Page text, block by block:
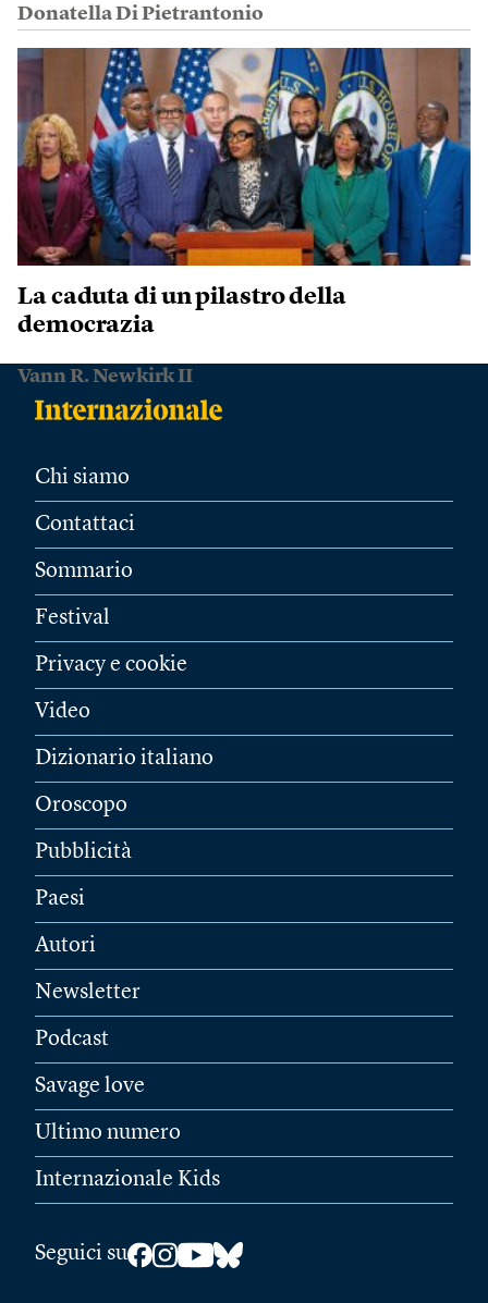
Donatella Di Pietrantonio
La caduta di un pilastro della
democrazia
Vann R. Newkirk II
Chi siamo
Contattaci
Sommario
Festival
Privacy e cookie
Video
Dizionario italiano
Oroscopo
Pubblicità
Paesi
Autori
Newsletter
Podcast
Savage love
Ultimo numero
Internazionale Kids
Seguici su